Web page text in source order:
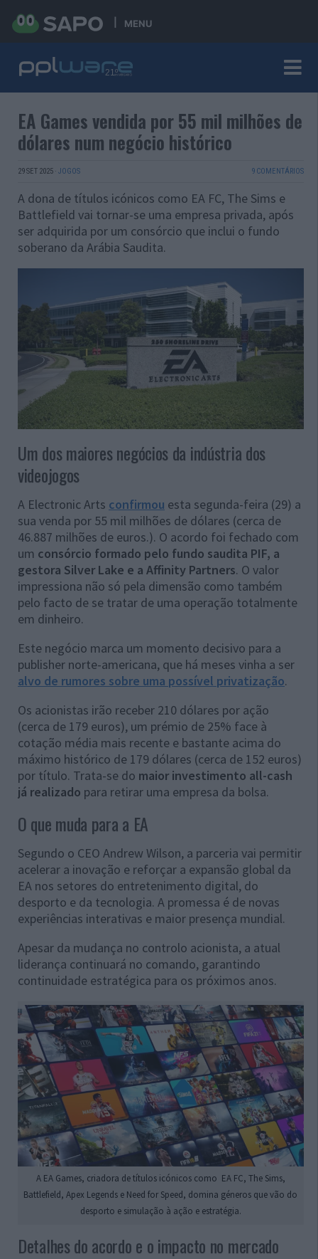
MENU
EA Games vendida por 55 mil milhões de
dólares num negócio histórico
29 SET 2025 · JOGOS 9 COMENTÁRIOS
A dona de títulos icónicos como EA FC, The Sims e
Battlefield vai tornar-se uma empresa privada, após
ser adquirida por um consórcio que inclui o fundo
soberano da Arábia Saudita.
Um dos maiores negócios da indústria dos
videojogos
A Electronic Arts confirmou esta segunda-feira (29) a
sua venda por 55 mil milhões de dólares (cerca de
46.887 milhões de euros.). O acordo foi fechado com
um consórcio formado pelo fundo saudita PIF, a
gestora Silver Lake e a Affinity Partners. O valor
impressiona não só pela dimensão como também
pelo facto de se tratar de uma operação totalmente
em dinheiro.
Este negócio marca um momento decisivo para a
publisher norte-americana, que há meses vinha a ser
alvo de rumores sobre uma possível privatização.
Os acionistas irão receber 210 dólares por ação
(cerca de 179 euros), um prémio de 25% face à
cotação média mais recente e bastante acima do
máximo histórico de 179 dólares (cerca de 152 euros)
por título. Trata-se do maior investimento all-cash
já realizado para retirar uma empresa da bolsa.
O que muda para a EA
Segundo o CEO Andrew Wilson, a parceria vai permitir
acelerar a inovação e reforçar a expansão global da
EA nos setores do entretenimento digital, do
desporto e da tecnologia. A promessa é de novas
experiências interativas e maior presença mundial.
Apesar da mudança no controlo acionista, a atual
liderança continuará no comando, garantindo
continuidade estratégica para os próximos anos.
A EA Games, criadora de títulos icónicos como EA FC, The Sims,
Battlefield, Apex Legends e Need for Speed, domina géneros que vão do
desporto e simulação à ação e estratégia.
Detalhes do acordo e o impacto no mercado